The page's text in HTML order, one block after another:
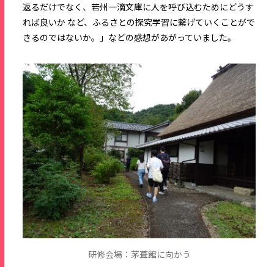
返るだけでなく、若州一滴文庫に人を呼び込むためにどうす
れば良いか など、ふるさとの探究学習に繋げていくことがで
きるのではないか。」などの感想があがっていました。
研修会場：茅葺館に向かう